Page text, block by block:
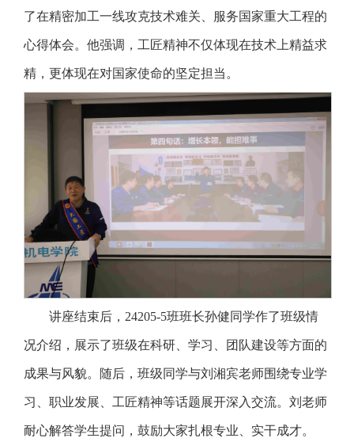
了在精密加工一线攻克技术难关、服务国家重大工程的
心得体会。他强调，工匠精神不仅体现在技术上精益求
精，更体现在对国家使命的坚定担当。
讲座结束后，24205-5班班长孙健同学作了班级情
况介绍，展示了班级在科研、学习、团队建设等方面的
成果与风貌。随后，班级同学与刘湘宾老师围绕专业学
习、职业发展、工匠精神等话题展开深入交流。刘老师
耐心解答学生提问，鼓励大家扎根专业、实干成才。